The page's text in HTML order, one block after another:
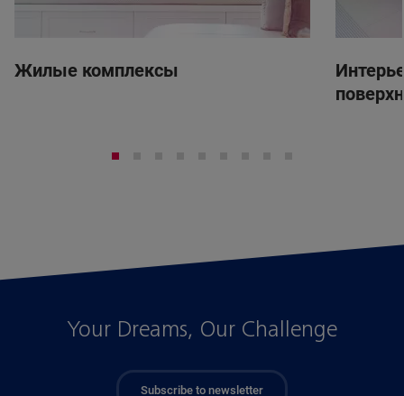
Жилые комплексы
Your Dreams, Our Challenge
Subscribe to newsletter